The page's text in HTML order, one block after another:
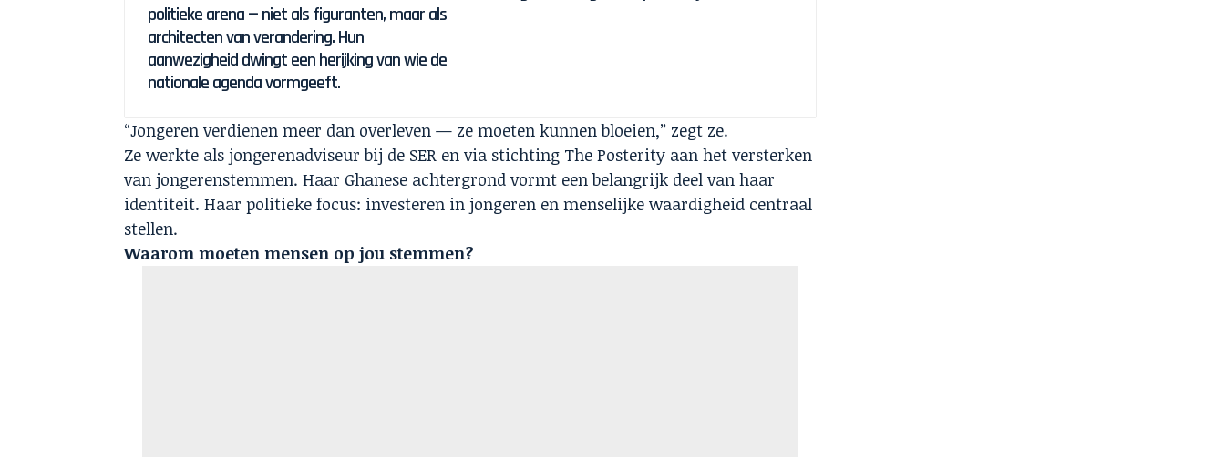
politieke arena — niet als figuranten, maar als
architecten van verandering. Hun
aanwezigheid dwingt een herijking van wie de
nationale agenda vormgeeft.
“Jongeren verdienen meer dan overleven — ze moeten kunnen bloeien,” zegt ze.
Ze werkte als jongerenadviseur bij de SER en via stichting The Posterity aan het versterken
van jongerenstemmen. Haar Ghanese achtergrond vormt een belangrijk deel van haar
identiteit. Haar politieke focus: investeren in jongeren en menselijke waardigheid centraal
stellen.
Waarom moeten mensen op jou stemmen?